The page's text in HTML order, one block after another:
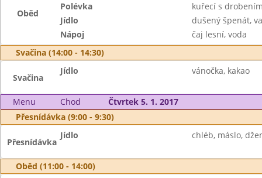
Oběd
Polévka
kuřecí s
Jídlo
dušený špenát,
Nápoj
čaj lesní, voda
Svačina (14:00 - 14:30)
Svačina
Jídlo vánočka, kakao
Menu Chod
Čtvrtek 5. 1. 2017
Přesnídávka (9:00 - 9:30)
Přesnídávka
Jídlo chléb, máslo,
Oběd (11:00 - 14:00)